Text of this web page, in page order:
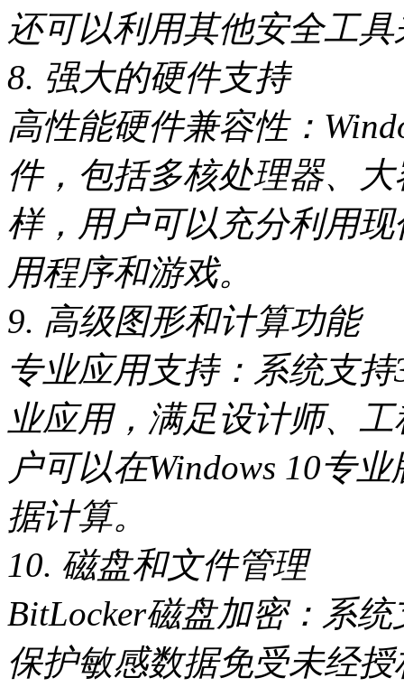
还可以利用其他安全工
8. 强大的硬件支持
高性能硬件兼容性：
件，包括多核处理器、
样，用户可以充分利用
用程序和游戏。
9. 高级图形和计算功能
专业应用支持：系统支
业应用，满足设计师、
户可以在Windows 10专
据计算。
10. 磁盘和文件管理
BitLocker磁盘加密：系
保护敏感数据免受未经